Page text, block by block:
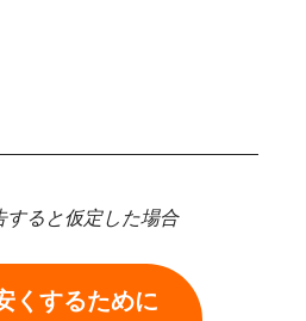
ると仮定した場合
くするために